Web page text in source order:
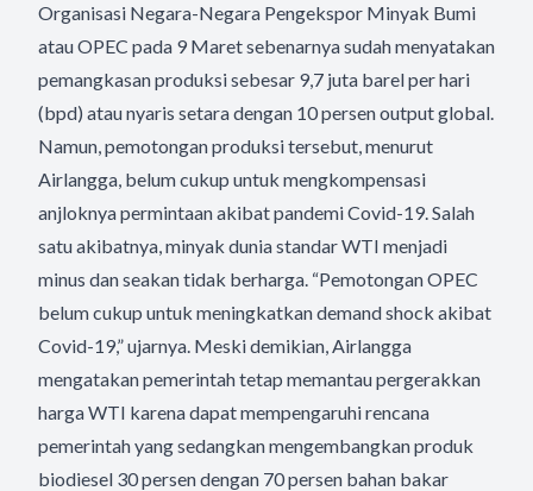
Organisasi Negara-Negara Pengekspor Minyak Bumi
atau OPEC pada 9 Maret sebenarnya sudah menyatakan
pemangkasan produksi sebesar 9,7 juta barel per hari
(bpd) atau nyaris setara dengan 10 persen output global.
Namun, pemotongan produksi tersebut, menurut
Airlangga, belum cukup untuk mengkompensasi
anjloknya permintaan akibat pandemi Covid-19. Salah
satu akibatnya, minyak dunia standar WTI menjadi
minus dan seakan tidak berharga. “Pemotongan OPEC
belum cukup untuk meningkatkan demand shock akibat
Covid-19,” ujarnya. Meski demikian, Airlangga
mengatakan pemerintah tetap memantau pergerakkan
harga WTI karena dapat mempengaruhi rencana
pemerintah yang sedangkan mengembangkan produk
biodiesel 30 persen dengan 70 persen bahan bakar